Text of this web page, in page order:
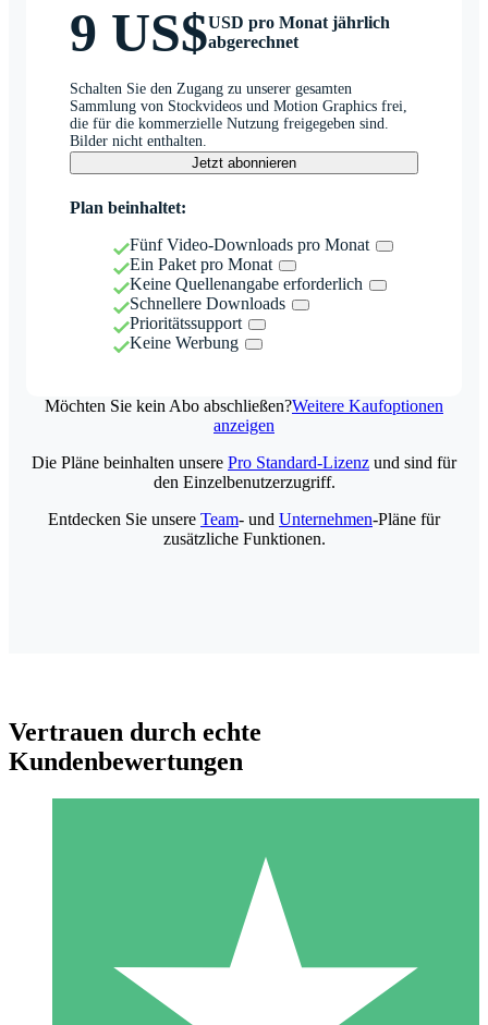
9 US$USD pro Monat jährlich
abgerechnet
Schalten Sie den Zugang zu unserer gesamten
Sammlung von Stockvideos und Motion Graphics frei,
die für die kommerzielle Nutzung freigegeben sind.
Bilder nicht enthalten.
Jetzt abonnieren
Plan beinhaltet:
Fünf Video-Downloads pro Monat
Ein Paket pro Monat
Keine Quellenangabe erforderlich
Schnellere Downloads
Prioritätssupport
Keine Werbung
Möchten Sie kein Abo abschließen?Weitere Kaufoptionen
anzeigen
Individuelle Credit-Pakete
Zahlen Sie nach Bedarf mit Download-Credits. Keine
monatliche Verpflichtung erforderlich.
Die Pläne beinhalten unsere Pro Standard-Lizenz und sind für
den Einzelbenutzerzugriff.
Entdecken Sie unsere Team- und Unternehmen-Pläne für
zusätzliche Funktionen.
Vertrauen durch echte
Kundenbewertungen